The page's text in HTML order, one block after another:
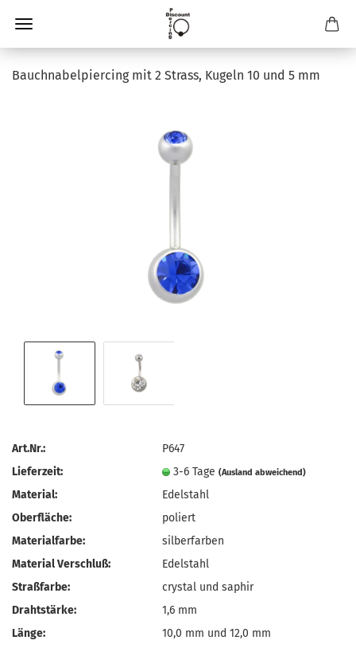
Bauchnabelpiercing mit 2 Strass, Kugeln 10 und 5 mm
Art.Nr.:
P647
Lieferzeit:
3-6 Tage(Ausland abweichend)
Material:
Edelstahl
Oberfläche:
poliert
Materialfarbe:
silberfarben
Material Verschluß:
Edelstahl
Straßfarbe:
crystal und saphir
Drahtstärke:
1,6 mm
Länge:
10,0 mm und 12,0 mm